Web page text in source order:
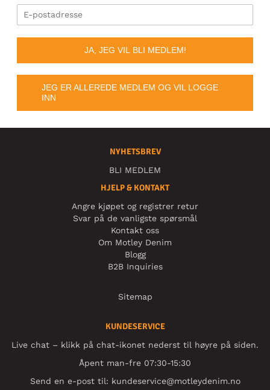
JA, JEG VIL BLI MEDLEM!
JEG ER ALLEREDE MEDLEM OG VIL LOGGE
INN
NYHETSBREV
BLI MEDLEM
HJELP & KONTAKT
Angre kjøpet og registrer retur
Svar på de vanligste spørsmål
Kontakt oss
Om Motley Denim
Blogg
B2B Inquiries
Sitemap
KUNDESERVICE
Live chat – klikk på chat-ikonet nederst til høyre på siden.
Åpent man-fre 07:30-15:30
Send en e-post til: kundeservice@motleydenim.no